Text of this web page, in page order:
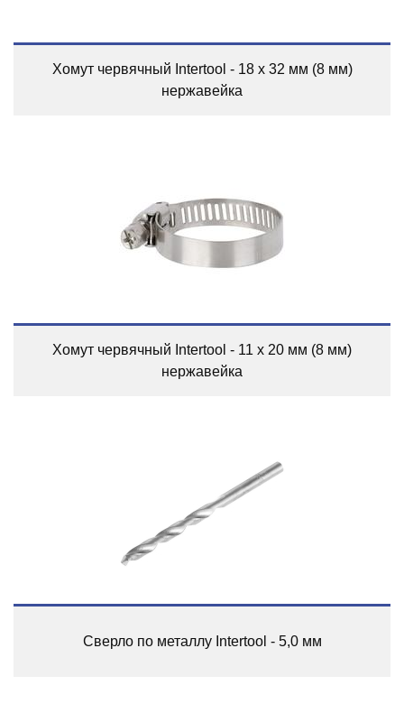
Хомут червячный Intertool - 18 x 32 мм (8 мм)
нержавейка
Хомут червячный Intertool - 11 x 20 мм (8 мм)
нержавейка
Сверло по металлу Intertool - 5,0 мм